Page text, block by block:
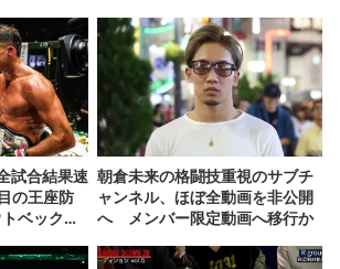
試合結果速
の王座防
ベックに
朝倉未来の格闘技重視のサブチ
ャンネル、ほぼ全動画を非公開
へ メンバー限定動画へ移行か